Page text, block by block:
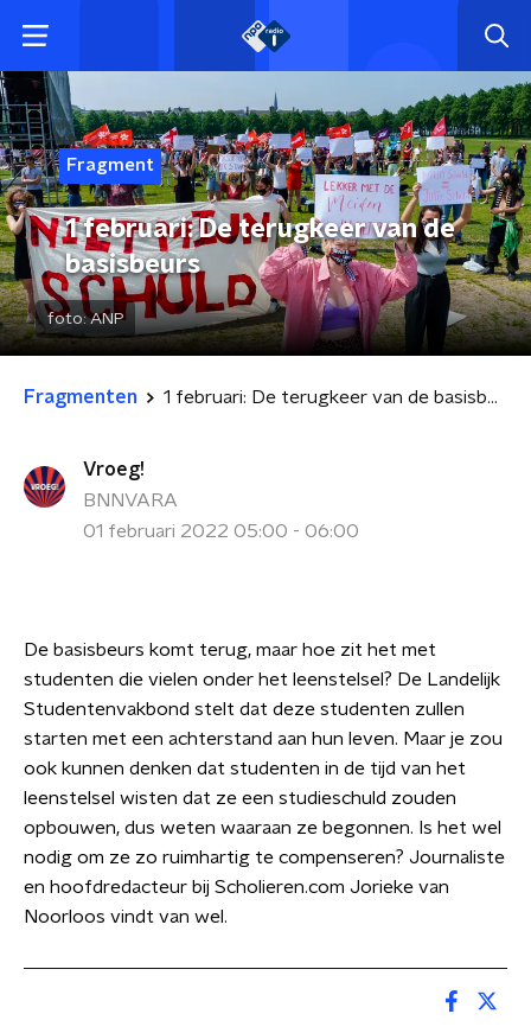
Fragment
1 februari: De terugkeer van de
basisbeurs
foto:ANP
Fragmenten 1 februari: De terugkeer van de basisbeurs
Vroeg!
BNNVARA
01 februari 2022 05:00 - 06:00
De basisbeurs komt terug, maar hoe zit het met
studenten die vielen onder het leenstelsel? De Landelijk
Studentenvakbond stelt dat deze studenten zullen
starten met een achterstand aan hun leven. Maar je zou
ook kunnen denken dat studenten in de tijd van het
leenstelsel wisten dat ze een studieschuld zouden
opbouwen, dus weten waaraan ze begonnen. Is het wel
nodig om ze zo ruimhartig te compenseren? Journaliste
en hoofdredacteur bij Scholieren.com Jorieke van
Noorloos vindt van wel.